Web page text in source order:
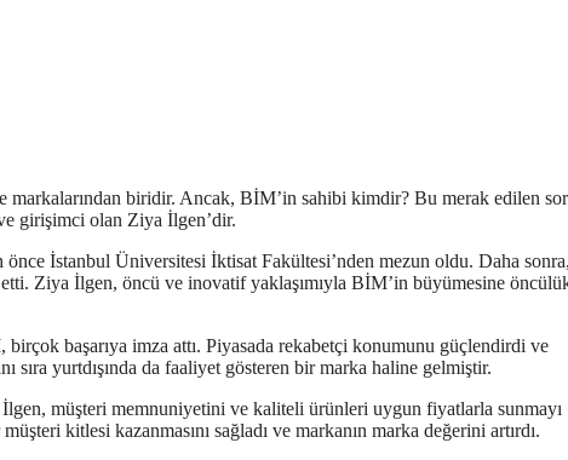
biridir. Ancak, BİM’in sahibi kimdir? Bu merak edilen
girişimci olan Ziya İlgen’dir.
önce İstanbul Üniversitesi İktisat Fakültesi’nden mezun oldu. Daha
Ziya İlgen, öncü ve inovatif yaklaşımıyla BİM’in büyümesine
başarıya imza attı. Piyasada rekabetçi konumunu güçlendirdi ve
yurtdışında da faaliyet gösteren bir marka haline gelmiştir.
İlgen, müşteri memnuniyetini ve kaliteli ürünleri uygun fiyatlarla sunmayı
kitlesi kazanmasını sağladı ve markanın marka değerini artırdı.